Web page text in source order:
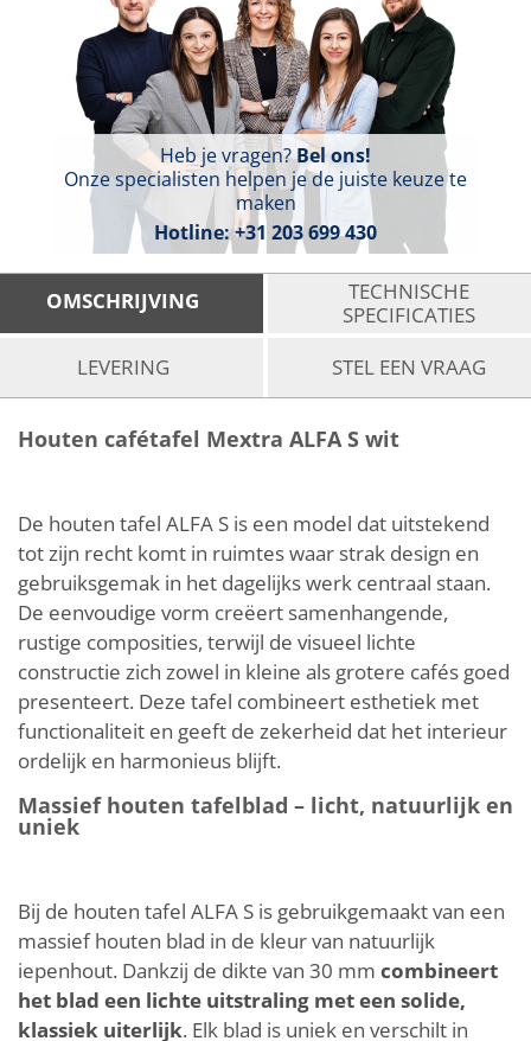
Heb je vragen?Bel ons!
Onze specialisten helpen je de juiste keuze te
maken
Hotline:+31 203 699 430
OMSCHRIJVING
TECHNISCHE
SPECIFICATIES
LEVERING
STEL EEN VRAAG
Houten cafétafel Mextra ALFA S wit
De houten tafel ALFA S is een model dat uitstekend
tot zijn recht komt in ruimtes waar strak design en
gebruiksgemak in het dagelijks werk centraal staan.
De eenvoudige vorm creëert samenhangende,
rustige composities, terwijl de visueel lichte
constructie zich zowel in kleine als grotere cafés goed
presenteert. Deze tafel combineert esthetiek met
functionaliteit en geeft de zekerheid dat het interieur
ordelijk en harmonieus blijft.
Massief houten tafelblad – licht, natuurlijk en
uniek
Bij de houten tafel ALFA S is gebruikgemaakt van een
massief houten blad in de kleur van natuurlijk
iepenhout. Dankzij de dikte van 30 mm combineert
het blad een lichte uitstraling met een solide,
klassiek uiterlijk. Elk blad is uniek en verschilt in